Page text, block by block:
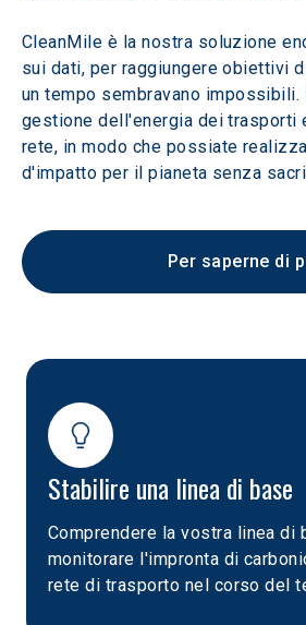
CleanMile è la nostra soluzione
sui dati, per raggiungere obiettivi
un tempo sembravano impossibili.
gestione dell'energia dei trasporti
rete, in modo che possiate
d'impatto per il pianeta senza
Per saperne di
Stabilire una linea di base
Comprendere la vostra linea di
monitorare l'impronta di
rete di trasporto nel corso del